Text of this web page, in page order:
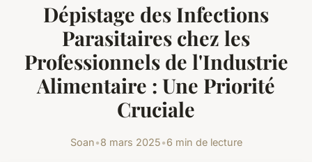
Dépistage des Infections
Parasitaires chez les
Professionnels de l'Industrie
Alimentaire : Une Priorité
Cruciale
Soan•8 mars 2025•6 min de lecture